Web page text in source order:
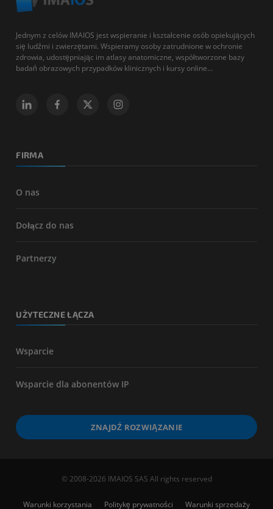
Jednym z celów IMAIOS jest wspieranie i kształcenie osób opiekujących
się ludźmi i zwierzętami. Wspieramy osoby zatrudnione w ochronie
zdrowia, udostępniając im atlasy anatomiczne, współtworzone bazy
badań obrazowych przypadków klinicznych i kursy online...
FIRMA
O nas
Dołącz do nas
Partnerzy
UŻYTECZNE ŁĄCZA
Wsparcie
Wsparcie dla abonentów IP
ZNAJDŹ ROZWIĄZANIE
© 2008-2026 IMAIOS SAS All rights reserved
Warunki korzystania Politykę prywatności Warunki sprzedaży